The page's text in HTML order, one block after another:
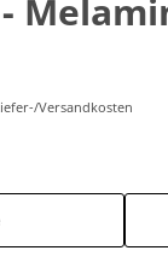
Versandkosten